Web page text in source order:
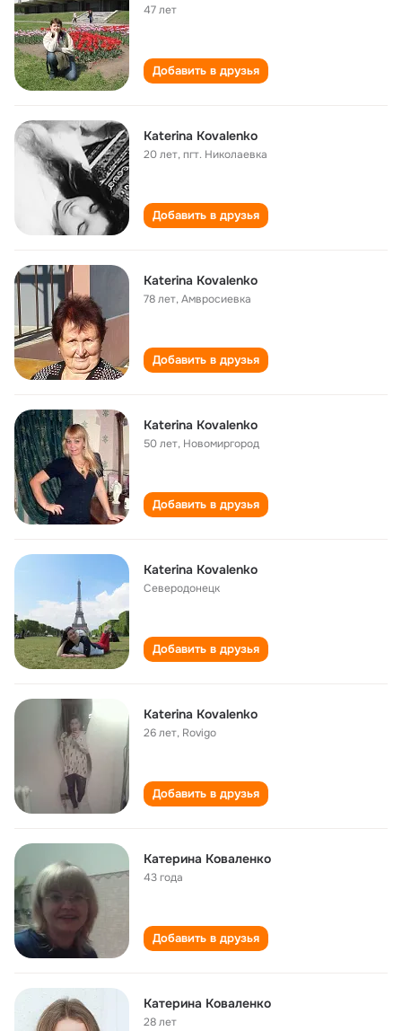
47 лет
Добавить в друзья
Katerina Kovalenko
20 лет,пгт. Николаевка
Добавить в друзья
Katerina Kovalenko
78 лет,Амвросиевка
Добавить в друзья
Katerina Kovalenko
50 лет, Новомиргород
Добавить в друзья
Katerina Kovalenko
Северодонецк
Добавить в друзья
Katerina Kovalenko
26 лет, Rovigo
Добавить в друзья
Катерина Коваленко
43 года
Добавить в друзья
Катерина Коваленко
28 лет